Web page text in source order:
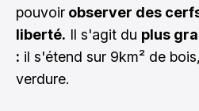
pouvoir observer des
liberté. Il s'agit du plus
: il s'étend sur 9km² de
verdure.